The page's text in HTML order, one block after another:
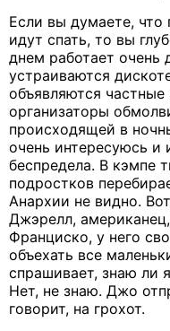
Если вы думаете, что
идут спать, то вы
днем работает очень
устраиваются
объявляются
организаторы
происходящей в
очень интересуюсь и
беспредела. В кэмпе
подростков
Анархии не видно.
Джэрелл,
Франциско, у него
объехать все
спрашивает, знаю ли
Нет, не знаю. Джо
говорит, на грохот.